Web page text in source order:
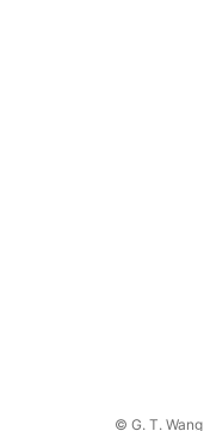
© G. T. Wang